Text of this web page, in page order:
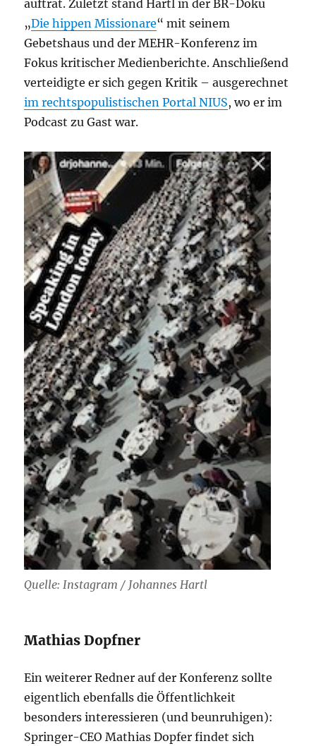
auftrat. Zuletzt stand Hartl in der BR-Doku
„Die hippen Missionare“ mit seinem
Gebetshaus und der MEHR-Konferenz im
Fokus kritischer Medienberichte. Anschließend
verteidigte er sich gegen Kritik – ausgerechnet
im rechtspopulistischen Portal NIUS, wo er im
Podcast zu Gast war.
Quelle: Instagram / Johannes Hartl
Mathias Dopfner
Ein weiterer Redner auf der Konferenz sollte
eigentlich ebenfalls die Öffentlichkeit
besonders interessieren (und beunruhigen):
Springer-CEO Mathias Dopfer findet sich